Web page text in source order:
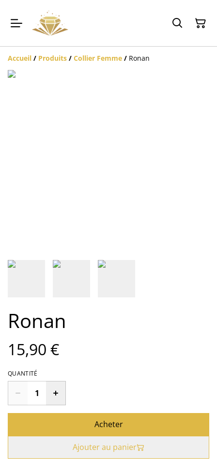
Accueil / Produits / Collier Femme / Ronan
Ronan
15,90 €
QUANTITÉ
Acheter
Ajouter au panier